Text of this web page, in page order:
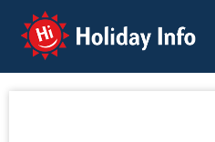
Holiday Info